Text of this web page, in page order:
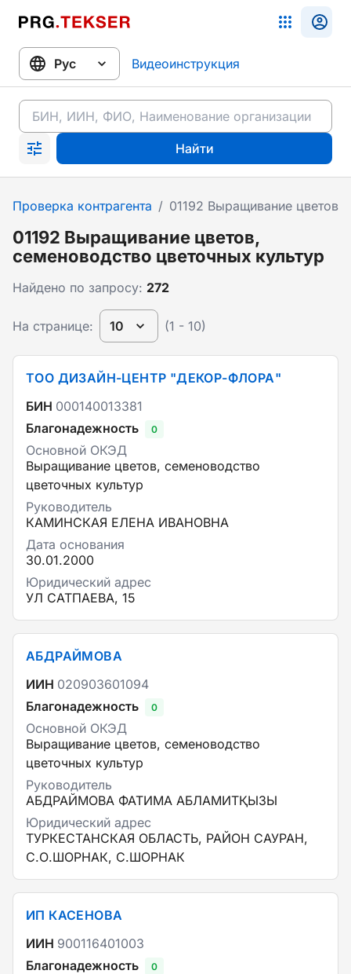
Видеоинструкция
Найти
Проверка контрагента / 01192 Выращивание цветов,
01192 Выращивание цветов,
семеноводство цветочных культур
Найдено по запросу: 272
На странице: 10 (1 - 10)
ТОО ДИЗАЙН-ЦЕНТР "ДЕКОР-ФЛОРА"
БИН 000140013381
Благонадежность
0
Основной ОКЭД
Выращивание цветов, семеноводство
цветочных культур
Руководитель
КАМИНСКАЯ ЕЛЕНА ИВАНОВНА
Дата основания
30.01.2000
Юридический адрес
УЛ САТПАЕВА, 15
АБДРАЙМОВА
ИИН 020903601094
Благонадежность
0
Основной ОКЭД
Выращивание цветов, семеноводство
цветочных культур
Руководитель
АБДРАЙМОВА ФАТИМА АБЛАМИТҚЫЗЫ
Юридический адрес
ТУРКЕСТАНСКАЯ ОБЛАСТЬ, РАЙОН САУРАН,
С.О.ШОРНАК, С.ШОРНАК
ИП КАСЕНОВА
ИИН 900116401003
Благонадежность
0